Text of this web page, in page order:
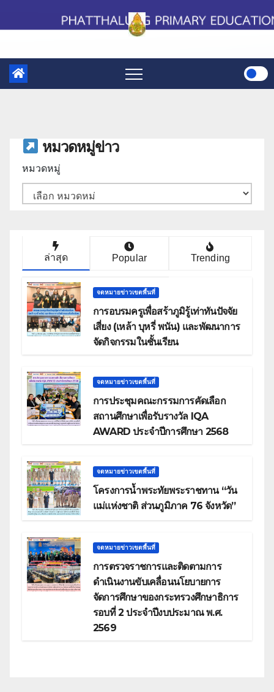
หมวดหมู่ข่าว
หมวดหมู่
ล่าสุด Popular Trending
จดหมายข่าวเขตพื้นที่
การอบรมครูเพื่อสร้าภูมิรู้เท่าทันปัจจัย
เสี่ยง (เหล้า บุหรี่ พนัน) และพัฒนาการ
จัดกิจกรรมในชั้นเรียน
จดหมายข่าวเขตพื้นที่
การประชุมคณะกรรมการคัดเลือก
สถานศึกษาเพื่อรับรางวัล IQA
AWARD ประจำปีการศึกษา 2568
จดหมายข่าวเขตพื้นที่
โครงการน้ำพระทัยพระราชทาน “วัน
แม่แห่งชาติ ส่วนภูมิภาค 76 จังหวัด”
จดหมายข่าวเขตพื้นที่
การตรวจราชการและติดตามการ
ดำเนินงานขับเคลื่อนนโยบายการ
จัดการศึกษาของกระทรวงศึกษาธิการ
รอบที่ 2 ประจำปีงบประมาณ พ.ศ.
2569